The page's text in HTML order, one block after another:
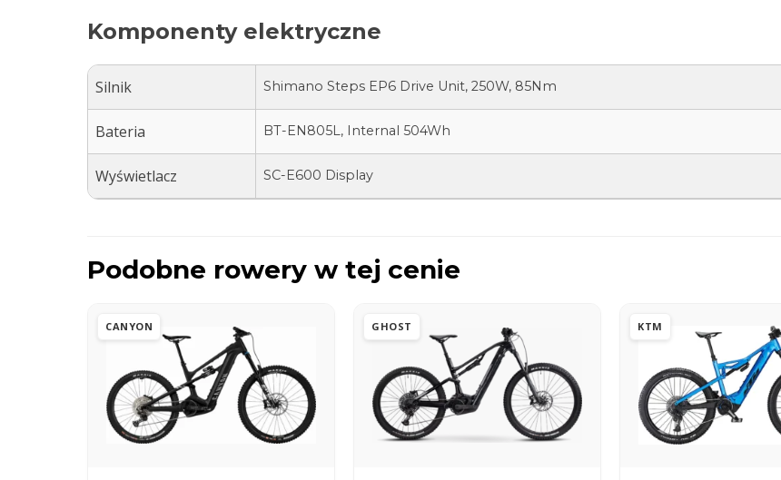
Komponenty elektryczne
Silnik Shimano Steps EP6 Drive Unit, 250W, 85Nm
Bateria BT-EN805L, Internal 504Wh
Wyświetlacz SC-E600 Display
Podobne rowery w tej cenie
CANYON GHOST KTM